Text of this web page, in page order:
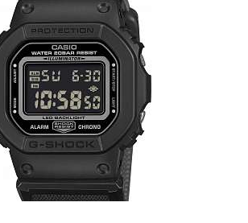
G-shock
DW-5600MNC-1
i